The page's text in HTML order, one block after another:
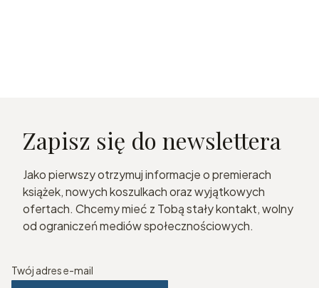
Zapisz się do newslettera
Jako pierwszy otrzymuj informacje o premierach
książek, nowych koszulkach oraz wyjątkowych
ofertach. Chcemy mieć z Tobą stały kontakt, wolny
od ograniczeń mediów społecznościowych.
Twój adres e-mail